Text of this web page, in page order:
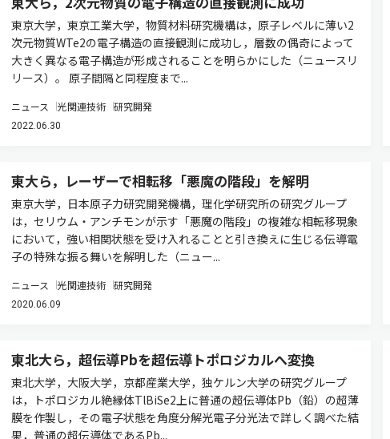
東京大学，東京工業大学，物質材料研究機構は，原子レベルに薄い2
次元物質WTe2の電子構造の直接観測に成功し，層数の偶奇によって
大きく異なる電子構造が形成されることを明らかにした（ニュースリ
リース）。 原子間隔と同程度まで...
ニュース 光関連技術 研究開発
2022.06.30
東大ら，レーザーで相転移「悪魔の階段」を解明
東京大学，日本原子力研究開発機構，理化学研究所の研究グループ
は，セリウム・アンチモンが示す「悪魔の階段」の複雑な相転移現象
において，強い相関状態を受け入れることと引き換えに生じる伝導電
子の特殊な振る舞いを解明した（ニュー...
ニュース 光関連技術 研究開発
2020.06.09
東北大ら，超伝導Pbを超伝導トポロジカルへ変換
東北大学，大阪大学，京都産業大学，独ケルン大学の研究グループ
は，トポロジカル絶縁体TlBiSe2上に普通の超伝導体Pb（鉛）の超薄
膜を作製し，その電子状態を角度分解光電子分光法で詳しく調べた結
果，普通の超伝導体であるPb...